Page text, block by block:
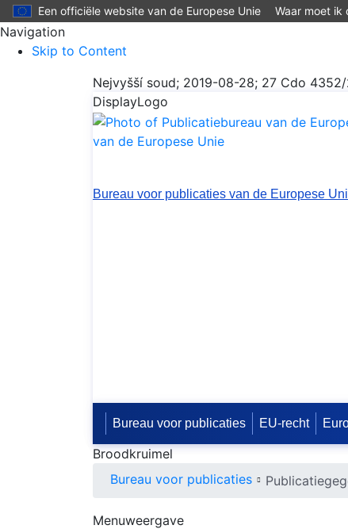
Een officiële website van de Europese Unie Waar moet ik
Navigation
Skip to Content
Nejvyšší soud; 2019-08-28; 27 Cdo 4352/
DisplayLogo
van de Europese Unie
Bureau voor publicaties van de Europese
Bureau voor publicaties EU-recht
Broodkruimel
Bureau voor publicaties
Menuweergave